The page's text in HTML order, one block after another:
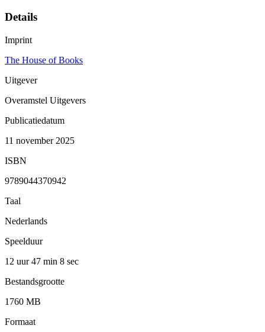
Details
Imprint
The House of Books
Uitgever
Overamstel Uitgevers
Publicatiedatum
11 november 2025
ISBN
9789044370942
Taal
Nederlands
Speelduur
12 uur 47 min 8 sec
Bestandsgrootte
1760 MB
Formaat